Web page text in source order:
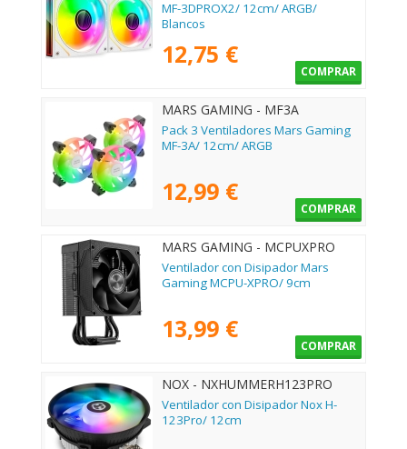
MF-3DPROX2/ 12cm/ ARGB/
Blancos
12,75 €
COMPRAR
MARS GAMING - MF3A
Pack 3 Ventiladores Mars Gaming
MF-3A/ 12cm/ ARGB
12,99 €
COMPRAR
MARS GAMING - MCPUXPRO
Ventilador con Disipador Mars
Gaming MCPU-XPRO/ 9cm
13,99 €
COMPRAR
NOX - NXHUMMERH123PRO
Ventilador con Disipador Nox H-
123Pro/ 12cm